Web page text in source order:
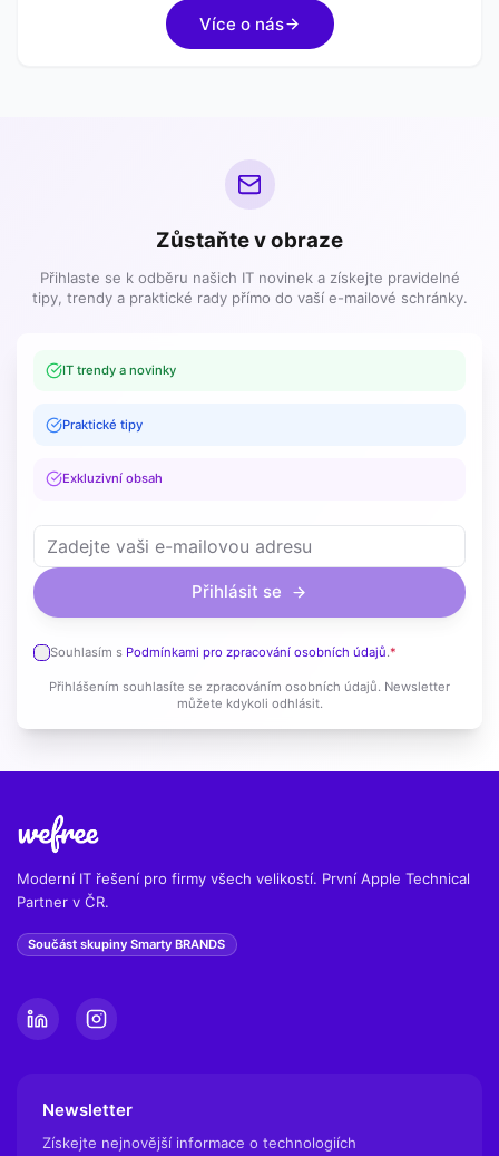
Více o nás
Zůstaňte v obraze
Přihlaste se k odběru našich IT novinek a získejte pravidelné
tipy, trendy a praktické rady přímo do vaší e-mailové schránky.
IT trendy a novinky
Praktické tipy
Exkluzivní obsah
Přihlásit se
Souhlasím s Podmínkami pro zpracování osobních údajů.*
Přihlášením souhlasíte se zpracováním osobních údajů. Newsletter
můžete kdykoli odhlásit.
Moderní IT řešení pro firmy všech velikostí. První Apple Technical
Partner v ČR.
Součást skupiny Smarty BRANDS
Newsletter
Získejte nejnovější informace o technologiích